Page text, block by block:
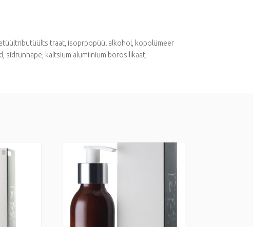
isoprpopüül alkohol, kopolümeer
kaltsium alumiinium borosilikaat,